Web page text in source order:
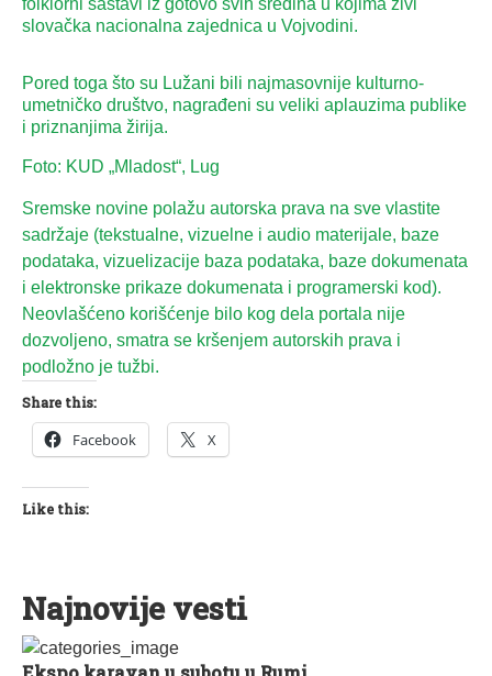
slovačka nacionalna zajednica u Vojvodini.
Pored toga što su Lužani bili najmasovnije kulturno-
umetničko društvo, nagrađeni su veliki aplauzima publike
i priznanjima žirija.
Foto: KUD „Mladost“, Lug
Sremske novine polažu autorska prava na sve vlastite
sadržaje (tekstualne, vizuelne i audio materijale, baze
podataka, vizuelizacije baza podataka, baze dokumenata
i elektronske prikaze dokumenata i programerski kod).
Neovlašćeno korišćenje bilo kog dela portala nije
dozvoljeno, smatra se kršenjem autorskih prava i
podložno je tužbi.
Share this:
Facebook X
Like this:
Najnovije vesti